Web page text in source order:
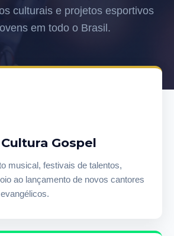
culturais e projetos esportivos
em todo o Brasil.
Gospel
musical, festivais de talentos,
ao lançamento de novos cantores